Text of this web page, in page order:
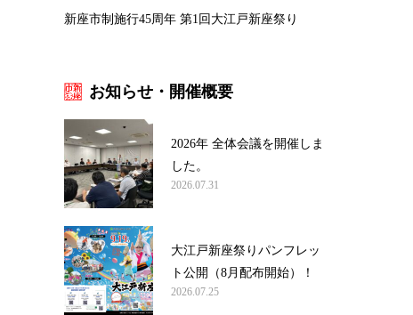
新座市制施行45周年 第1回大江戸新座祭り
お知らせ・開催概要
2026年 全体会議を開催しま
した。
2026.07.31
大江戸新座祭りパンフレッ
ト公開（8月配布開始）！
2026.07.25